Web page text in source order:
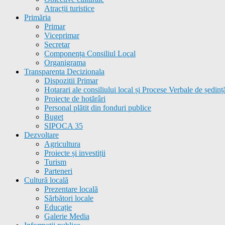
Atracții turistice
Primăria
Primar
Viceprimar
Secretar
Componența Consiliul Local
Organigrama
Transparenta Decizionala
Dispozitii Primar
Hotarari ale consiliului local și Procese Verbale de
Proiecte de hotărâri
Personal plătit din fonduri publice
Buget
SIPOCA 35
Dezvoltare
Agricultura
Proiecte și investiții
Turism
Parteneri
Cultură locală
Prezentare locală
Sărbători locale
Educație
Galerie Media